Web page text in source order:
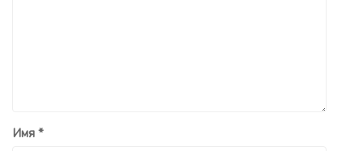
Имя *